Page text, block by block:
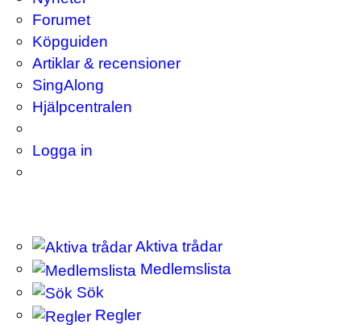
Forumet
Köpguiden
Artiklar & recensioner
SingAlong
Hjälpcentralen
Logga in
Aktiva trådar
Medlemslista
Sök
Regler